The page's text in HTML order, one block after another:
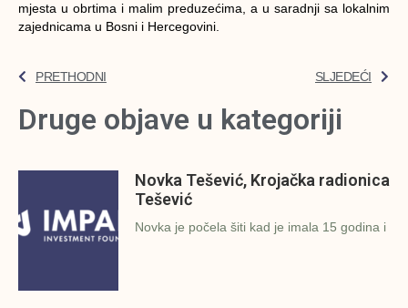
mjesta u obrtima i malim preduzećima, a u saradnji sa lokalnim
zajednicama u Bosni i Hercegovini.
PRETHODNI SLJEDEĆI
Druge objave u kategoriji
Novka Tešević, Krojačka radionica
Tešević
Novka je počela šiti kad je imala 15 godina i